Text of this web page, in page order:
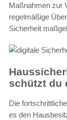
Maßnahmen zur
regelmäßige
Sicherheit
schützt du
Die
es den